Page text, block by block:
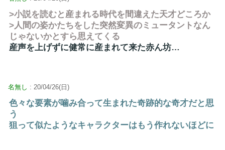
>小説を読むと産まれる時代を間違えた天才どころか
>人間の姿かたちをした突然変異のミュータントなん
じゃないかとすら思えてくる
産声を上げずに健常に産まれて来た赤ん坊…
名無し : 20/04/26(日)
色々な要素が噛み合って生まれた奇跡的な奇才だと思
う
狙って似たようなキャラクターはもう作れないほどに